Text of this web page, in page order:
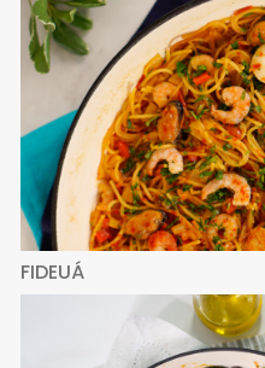
FIDEUÁ